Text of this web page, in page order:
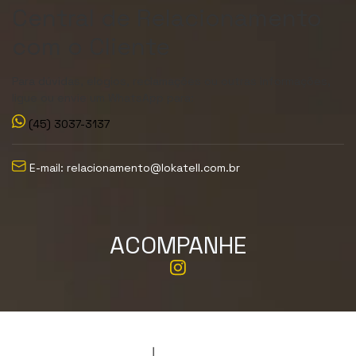
(45) 3037-3137
E-mail: relacionamento@lokatell.com.br
ACOMPANHE